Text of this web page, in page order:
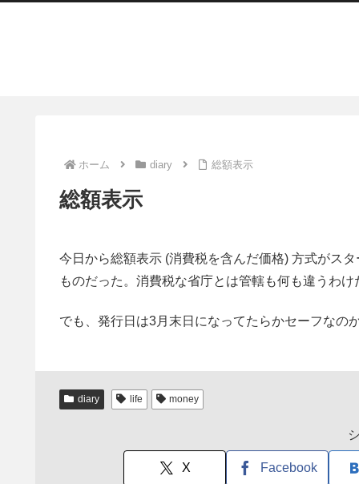
ホーム diary 総額表示
総額表示
今日から総額表示 (消費税を含んだ価格) 方式がス
ものだった。消費税な省庁とは管轄も何も違うわ
でも、発行日は3月末日になってたらかセーフなの
diary life money
X Facebook